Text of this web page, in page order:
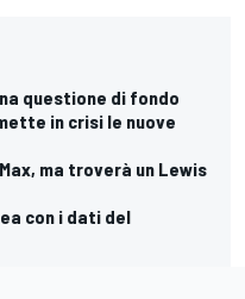
questione di fondo
in crisi le nuove
ma troverà un Lewis
con i dati del